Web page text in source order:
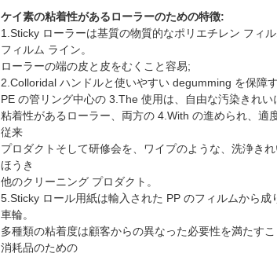
ケイ素の粘着性があるローラーのための特徴:
1.Sticky ローラーは基質の物質的なポリエチレン フィ
フィルム ライン。
ローラーの端の皮と皮をむくこと容易;
2.Colloridal ハンドルと使いやすい degumming を保障
PE の管リング中心の 3.The 使用は、自由な汚染きれ
粘着性があるローラー、両方の 4.With の進められ、適
従来
プロダクトそして研修会を、ワイプのような、洗浄き
ほうき
他のクリーニング プロダクト。
5.Sticky ロール用紙は輸入された PP のフィルムから
車輪。
多種類の粘着度は顧客からの異なった必要性を満たす
消耗品のための